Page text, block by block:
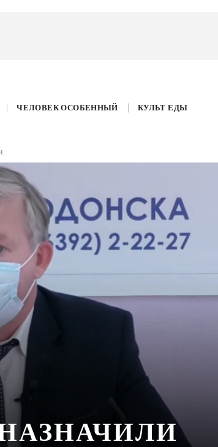
ЧЕЛОВЕК ОСОБЕННЫЙ КУЛЬТ ЕДЫ